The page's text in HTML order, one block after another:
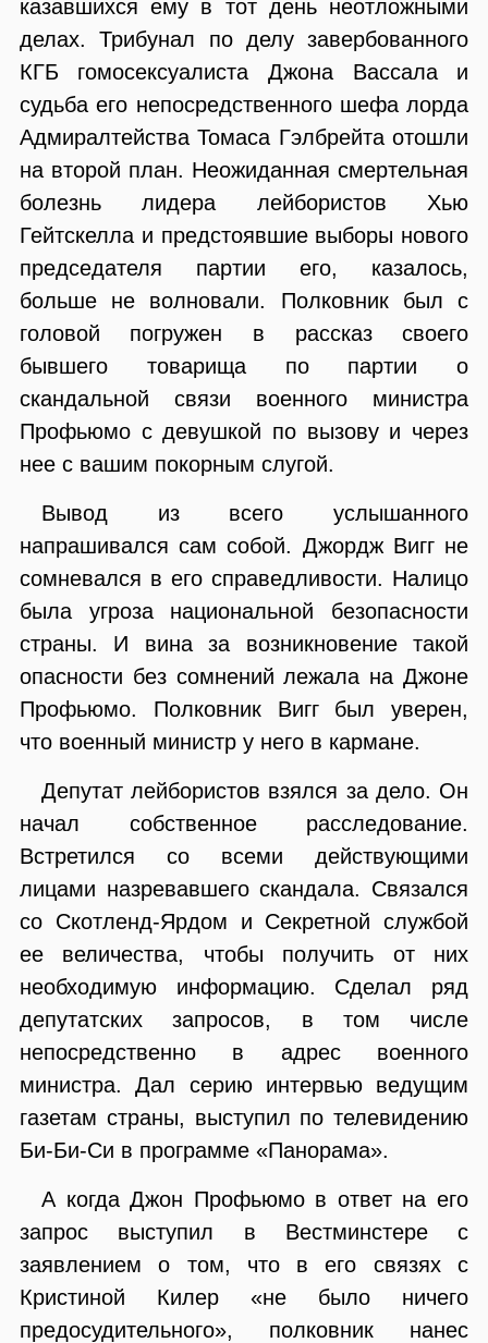
казавшихся ему в тот день неотложными
делах. Трибунал по делу завербованного
КГБ гомосексуалиста Джона Вассала и
судьба его непосредственного шефа лорда
Адмиралтейства Томаса Гэлбрейта отошли
на второй план. Неожиданная смертельная
болезнь лидера лейбористов Хью
Гейтскелла и предстоявшие выборы нового
председателя партии его, казалось,
больше не волновали. Полковник был с
головой погружен в рассказ своего
бывшего товарища по партии о
скандальной связи военного министра
Профьюмо с девушкой по вызову и через
нее с вашим покорным слугой.
Вывод из всего услышанного
напрашивался сам собой. Джордж Вигг не
сомневался в его справедливости. Налицо
была угроза национальной безопасности
страны. И вина за возникновение такой
опасности без сомнений лежала на Джоне
Профьюмо. Полковник Вигг был уверен,
что военный министр у него в кармане.
Депутат лейбористов взялся за дело. Он
начал собственное расследование.
Встретился со всеми действующими
лицами назревавшего скандала. Связался
со Скотленд-Ярдом и Секретной службой
ее величества, чтобы получить от них
необходимую информацию. Сделал ряд
депутатских запросов, в том числе
непосредственно в адрес военного
министра. Дал серию интервью ведущим
газетам страны, выступил по телевидению
Би-Би-Си в программе «Панорама».
А когда Джон Профьюмо в ответ на его
запрос выступил в Вестминстере с
заявлением о том, что в его связях с
Кристиной Килер «не было ничего
предосудительного», полковник нанес